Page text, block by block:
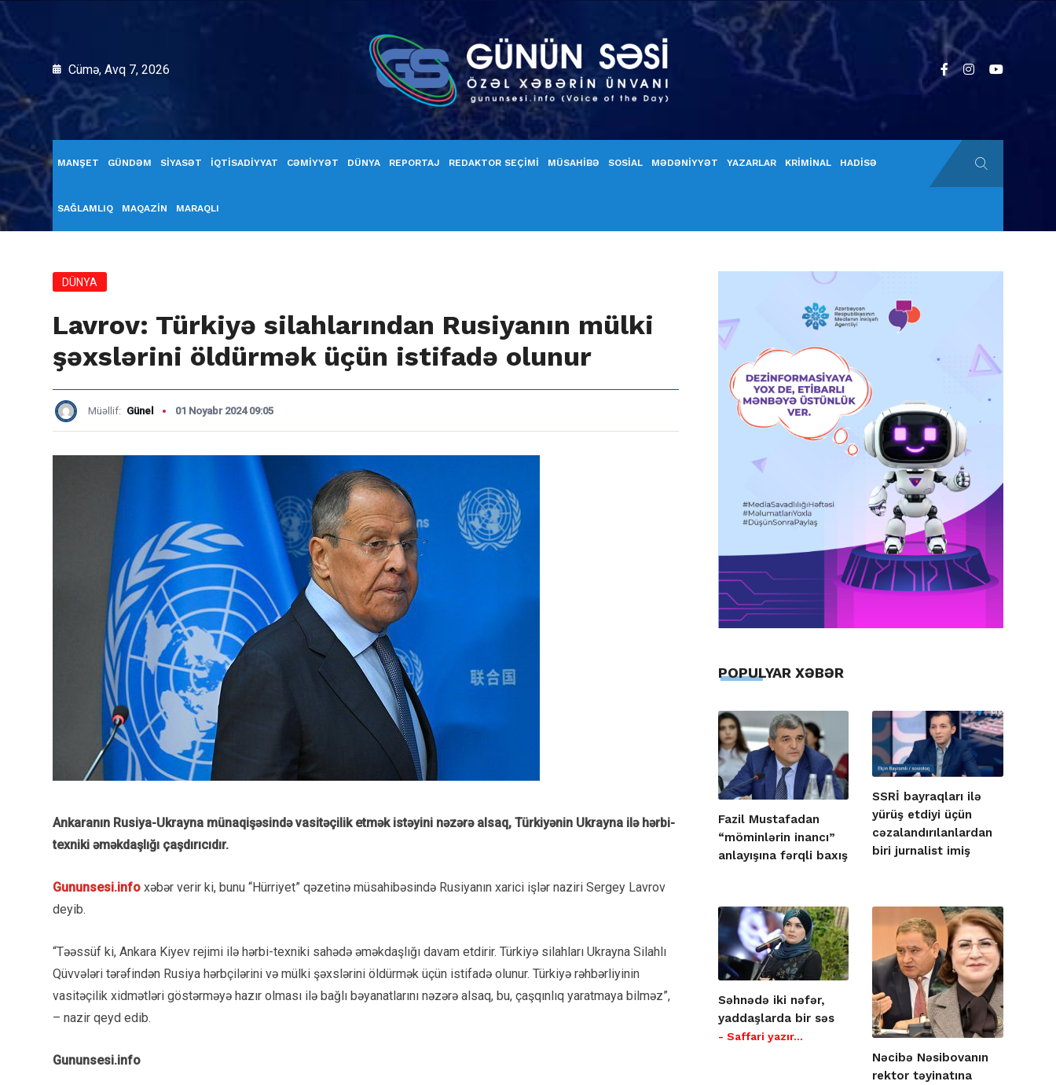
Cümə, Avq 7, 2026
MANŞET GÜNDƏM SİYASƏT İQTİSADİYYAT CƏMİYYƏT DÜNYA REPORTAJ REDAKTOR SEÇİMİ MÜSAHİBƏ SOSİAL MƏDƏNİYYƏT YAZARLAR KRİMİNAL HADİSƏ
SAĞLAMLIQ MAQAZİN MARAQLI
DÜNYA
Lavrov: Türkiyə silahlarından Rusiyanın mülki
şəxslərini öldürmək üçün istifadə olunur
Müəllif: Günel 01 Noyabr 2024 09:05
Ankaranın Rusiya-Ukrayna münaqişəsində vasitəçilik etmək istəyini nəzərə alsaq, Türkiyənin Ukrayna ilə hərbi-
texniki əməkdaşlığı çaşdırıcıdır.
Gununsesi.info xəbər verir ki, bunu “Hürriyet” qəzetinə müsahibəsində Rusiyanın xarici işlər naziri Sergey Lavrov
deyib.
“Təəssüf ki, Ankara Kiyev rejimi ilə hərbi-texniki sahədə əməkdaşlığı davam etdirir. Türkiyə silahları Ukrayna Silahlı
Qüvvələri tərəfindən Rusiya hərbçilərini və mülki şəxslərini öldürmək üçün istifadə olunur. Türkiyə rəhbərliyinin
vasitəçilik xidmətləri göstərməyə hazır olması ilə bağlı bəyanatlarını nəzərə alsaq, bu, çaşqınlıq yaratmaya bilməz”,
– nazir qeyd edib.
Gununsesi.info
POPULYAR XƏBƏR
Fazil Mustafadan
“möminlərin inancı”
anlayışına fərqli baxış
SSRİ bayraqları ilə
yürüş etdiyi üçün
cəzalandırılanlardan
biri jurnalist imiş
Səhnədə iki nəfər,
yaddaşlarda bir səs
- Saffari yazır…
Nəcibə Nəsibovanın
rektor təyinatına